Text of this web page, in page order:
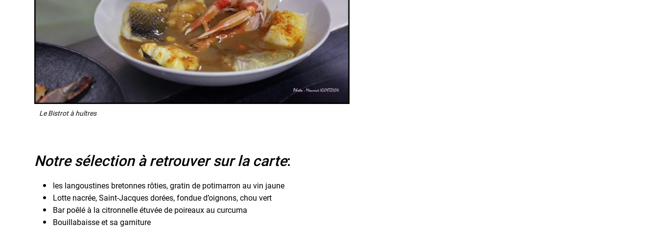
Le Bistrot à huîtres
Notre sélection à retrouver sur la carte:
les langoustines bretonnes rôties, gratin de potimarron au vin jaune
Lotte nacrée, Saint-Jacques dorées, fondue d’oignons, chou vert
Bar poêlé à la citronnelle étuvée de poireaux au curcuma
Bouillabaisse et sa garniture